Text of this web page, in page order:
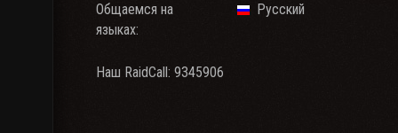
Общаемся на
языках:
Русский
Наш RaidCall: 9345906